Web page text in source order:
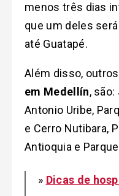
menos três dias
que um deles
até Guatapé.
Além disso, outros
em Medellín,
Antonio Uribe,
e Cerro Nutibara,
Antioquia e
» Dicas de